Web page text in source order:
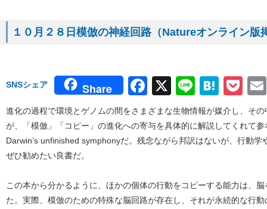
１０月２８日模倣の神経回路（Natureオンライン版
SNSシェア Share Facebook
X Line
進化の過程で環境とゲノムの間をさまざまな生物情報が媒介し、そ
が、「模倣」「コピー」の進化への寄与を具体的に解説してくれて
Darwin’s unfinished symphonyだ。残念ながら邦訳はないが、行動
ぜひ勧めたい良書だ。
この本から分かるように、ほかの個体の行動をコピーする能力は、
た。実際、模倣のための特殊な脳回路が存在し、それが永続的な行